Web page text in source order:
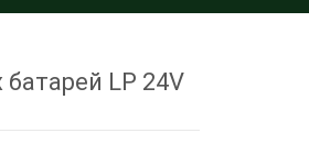
LP 24V